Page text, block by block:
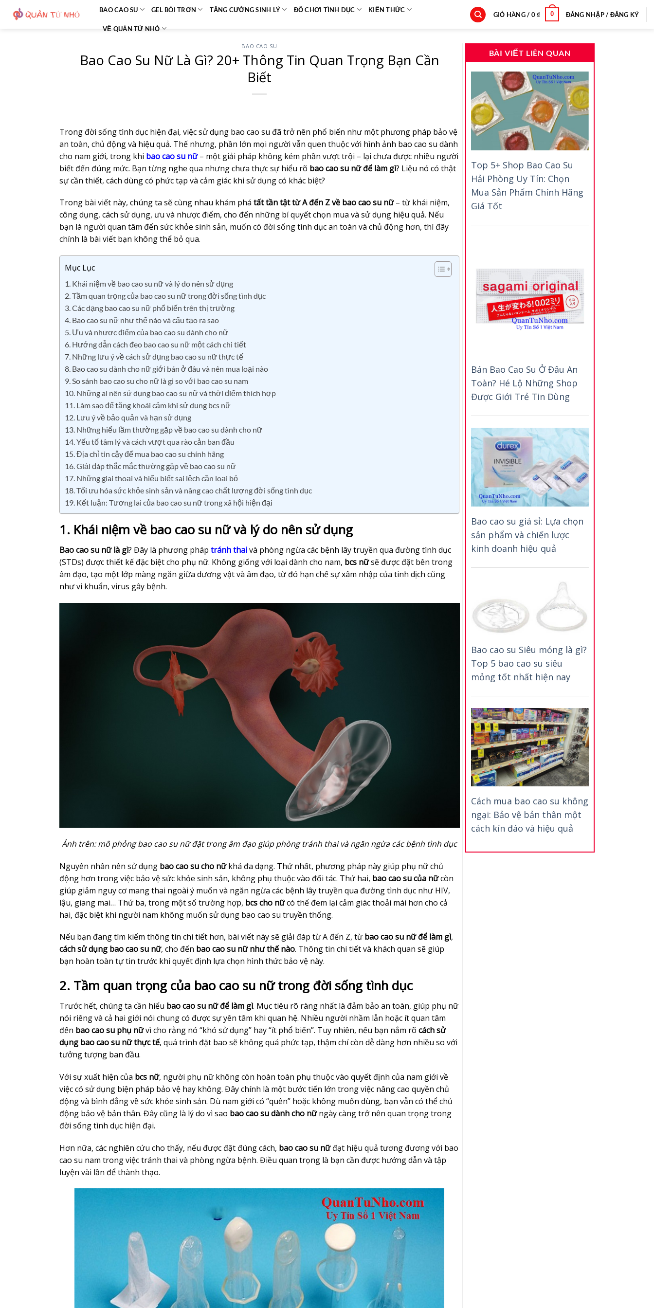
nội
BAO CAO SU GEL BÔI TRƠN TĂNG CƯỜNG SINH LÝ ĐỒ CHƠI TÌNH DỤC KIẾN THỨC
VỀ QUÂN TỬ NHỎ
GIỎ HÀNG / 0₫ 0 ĐĂNG NHẬP / ĐĂNG KÝ
BAO CAO SU
Bao Cao Su Nữ Là Gì? 20+ Thông Tin Quan Trọng Bạn Cần
Biết
Trong đời sống tình dục hiện đại, việc sử dụng bao cao su đã trở nên phổ biến như một phương pháp bảo vệ
an toàn, chủ động và hiệu quả. Thế nhưng, phần lớn mọi người vẫn quen thuộc với hình ảnh bao cao su dành
cho nam giới, trong khi bao cao su nữ– một giải pháp không kém phần vượt trội – lại chưa được nhiều người
biết đến đúng mức. Bạn từng nghe qua nhưng chưa thực sự hiểu rõ bao cao su nữ để làm gì? Liệu nó có thật
sự cần thiết, cách dùng có phức tạp và cảm giác khi sử dụng có khác biệt?
Trong bài viết này, chúng ta sẽ cùng nhau khám phá tất tần tật từ A đến Z về bao cao su nữ– từ khái niệm,
công dụng, cách sử dụng, ưu và nhược điểm, cho đến những bí quyết chọn mua và sử dụng hiệu quả. Nếu
bạn là người quan tâm đến sức khỏe sinh sản, muốn có đời sống tình dục an toàn và chủ động hơn, thì đây
chính là bài viết bạn không thể bỏ qua.
Mục Lục
1. Khái niệm về bao cao su nữ và lý do nên sử dụng
2. Tầm quan trọng của bao cao su nữ trong đời sống tình dục
3. Các dạng bao cao su nữ phổ biến trên thị trường
4. Bao cao su nữ như thế nào và cấu tạo ra sao
5. Ưu và nhược điểm của bao cao su dành cho nữ
6. Hướng dẫn cách đeo bao cao su nữ một cách chi tiết
7. Những lưu ý về cách sử dụng bao cao su nữ thực tế
8. Bao cao su dành cho nữ giới bán ở đâu và nên mua loại nào
9. So sánh bao cao su cho nữ là gì so với bao cao su nam
10. Những ai nên sử dụng bao cao su nữ và thời điểm thích hợp
11. Làm sao để tăng khoái cảm khi sử dụng bcs nữ
12. Lưu ý về bảo quản và hạn sử dụng
13. Những hiểu lầm thường gặp về bao cao su dành cho nữ
14. Yếu tố tâm lý và cách vượt qua rào cản ban đầu
15. Địa chỉ tin cậy để mua bao cao su chính hãng
16. Giải đáp thắc mắc thường gặp về bao cao su nữ
17. Những giai thoại và hiểu biết sai lệch cần loại bỏ
18. Tối ưu hóa sức khỏe sinh sản và nâng cao chất lượng đời sống tình dục
19. Kết luận: Tương lai của bao cao su nữ trong xã hội hiện đại
1. Khái niệm về bao cao su nữ và lý do nên sử dụng
Bao cao su nữ là gì? Đây là phương pháp tránh thaivà phòng ngừa các bệnh lây truyền qua đường tình dục
(STDs) được thiết kế đặc biệt cho phụ nữ. Không giống với loại dành cho nam, bcs nữsẽ được đặt bên trong
âm đạo, tạo một lớp màng ngăn giữa dương vật và âm đạo, từ đó hạn chế sự xâm nhập của tinh dịch cũng
như vi khuẩn, virus gây bệnh.
Ảnh trên: mô phỏng bao cao su nữ đặt trong âm đạo giúp phòng tránh thai và ngăn ngừa các bệnh tình dục
Nguyên nhân nên sử dụng bao cao su cho nữkhá đa dạng. Thứ nhất, phương pháp này giúp phụ nữ chủ
động hơn trong việc bảo vệ sức khỏe sinh sản, không phụ thuộc vào đối tác. Thứ hai, bao cao su của nữcòn
giúp giảm nguy cơ mang thai ngoài ý muốn và ngăn ngừa các bệnh lây truyền qua đường tình dục như HIV,
lậu, giang mai… Thứ ba, trong một số trường hợp, bcs cho nữcó thể đem lại cảm giác thoải mái hơn cho cả
hai, đặc biệt khi người nam không muốn sử dụng bao cao su truyền thống.
Nếu bạn đang tìm kiếm thông tin chi tiết hơn, bài viết này sẽ giải đáp từ A đến Z, từ bao cao su nữ để làm gì,
cách sử dụng bao cao su nữ, cho đến bao cao su nữ như thế nào. Thông tin chi tiết và khách quan sẽ giúp
bạn hoàn toàn tự tin trước khi quyết định lựa chọn hình thức bảo vệ này.
2. Tầm quan trọng của bao cao su nữ trong đời sống tình dục
Trước hết, chúng ta cần hiểu bao cao su nữ để làm gì. Mục tiêu rõ ràng nhất là đảm bảo an toàn, giúp phụ nữ
nói riêng và cả hai giới nói chung có được sự yên tâm khi quan hệ. Nhiều người nhầm lẫn hoặc ít quan tâm
đến bao cao su phụ nữvì cho rằng nó “khó sử dụng” hay “ít phổ biến”. Tuy nhiên, nếu bạn nắm rõ cách sử
dụng bao cao su nữ thực tế, quá trình đặt bao sẽ không quá phức tạp, thậm chí còn dễ dàng hơn nhiều so với
tưởng tượng ban đầu.
Với sự xuất hiện của bcs nữ, người phụ nữ không còn hoàn toàn phụ thuộc vào quyết định của nam giới về
việc có sử dụng biện pháp bảo vệ hay không. Đây chính là một bước tiến lớn trong việc nâng cao quyền chủ
động và bình đẳng về sức khỏe sinh sản. Dù nam giới có “quên” hoặc không muốn dùng, bạn vẫn có thể chủ
động bảo vệ bản thân. Đây cũng là lý do vì sao bao cao su dành cho nữngày càng trở nên quan trọng trong
đời sống tình dục hiện đại.
Hơn nữa, các nghiên cứu cho thấy, nếu được đặt đúng cách, bao cao su nữđạt hiệu quả tương đương với bao
cao su nam trong việc tránh thai và phòng ngừa bệnh. Điều quan trọng là bạn cần được hướng dẫn và tập
luyện vài lần để thành thạo.
BÀI VIẾT LIÊN QUAN
Top 5+ Shop Bao Cao Su
Hải Phòng Uy Tín: Chọn
Mua Sản Phẩm Chính Hãng
Giá Tốt
Bán Bao Cao Su Ở Đâu An
Toàn? Hé Lộ Những Shop
Được Giới Trẻ Tin Dùng
Bao cao su giá sỉ: Lựa chọn
sản phẩm và chiến lược
kinh doanh hiệu quả
Bao cao su Siêu mỏng là gì?
Top 5 bao cao su siêu
mỏng tốt nhất hiện nay
Cách mua bao cao su không
ngại: Bảo vệ bản thân một
cách kín đáo và hiệu quả